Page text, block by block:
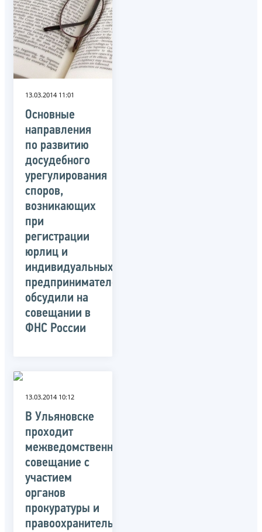
13.03.2014 11:01
Основные
направления
по развитию
досудебного
урегулирования
споров,
возникающих
при
регистрации
юрлиц и
индивидуальных
предпринимателей,
обсудили на
совещании в
ФНС России
13.03.2014 10:12
В Ульяновске
проходит
межведомственное
совещание с
участием
органов
прокуратуры и
правоохранительных